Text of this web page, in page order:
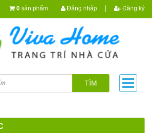
0 sản phẩm Đăng nhập | Đăng ký
TÌM